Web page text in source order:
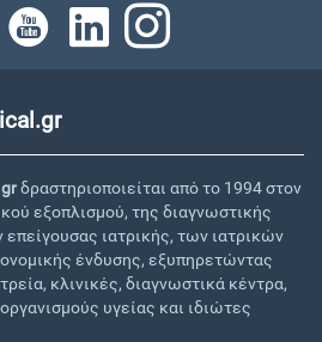
δραστηριοποιείται από το 1994 στον
εξοπλισμού, της διαγνωστικής
ιατρικής, των ιατρικών
ένδυσης, εξυπηρετώντας
κλινικές, διαγνωστικά κέντρα,
υγείας και ιδιώτες